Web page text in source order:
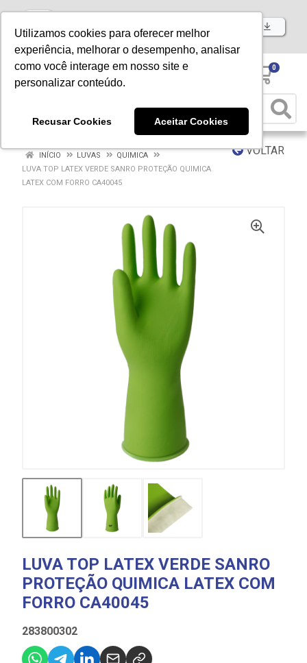
Utilizamos cookies para oferecer melhor
experiência, melhorar o desempenho, analisar
como você interage em nosso site e
personalizar conteúdo.
Recusar Cookies Aceitar Cookies
Baixe já nosso APP
0
VOLTAR
INÍCIO LUVAS
QUIMICA
LUVA TOP LATEX VERDE SANRO PROTEÇÃO QUIMICA
LATEX COM FORRO CA40045
LUVA TOP LATEX VERDE SANRO
PROTEÇÃO QUIMICA LATEX COM
FORRO CA40045
283800302